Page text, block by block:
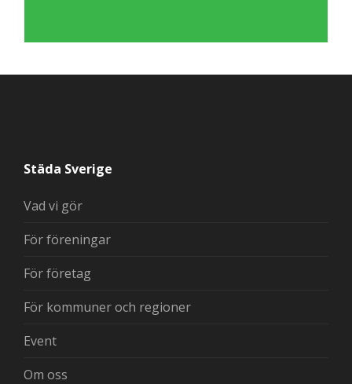
Städa Sverige
Vad vi gör
För föreningar
För företag
För kommuner och regioner
Event
Om oss